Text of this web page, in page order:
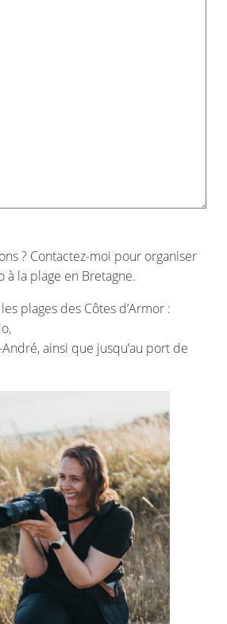
? Contactez-moi pour organiser
à la plage en Bretagne.
plages des Côtes d’Armor :
ainsi que jusqu’au port de